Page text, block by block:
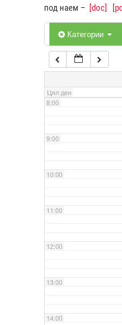
под наем – [doc]
Категории
Цял ден
7:00
8:00
9:00
10:00
11:00
12:00
13:00
14:00